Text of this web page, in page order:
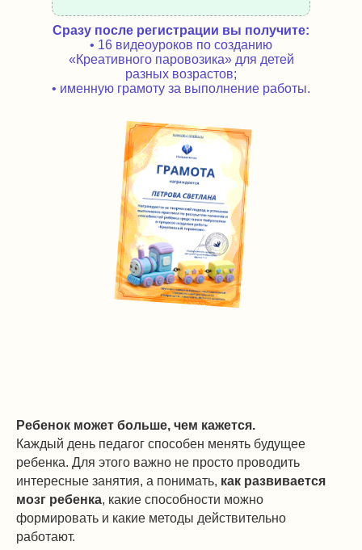
Сразу после регистрации вы получите:
• 16 видеоуроков по созданию
«Креативного паровозика» для детей
разных возрастов;
• именную грамоту за выполнение работы.
Ребенок может больше, чем кажется.
Каждый день педагог способен менять будущее
ребенка. Для этого важно не просто проводить
интересные занятия, а понимать, как развивается
мозг ребенка, какие способности можно
формировать и какие методы действительно
работают.